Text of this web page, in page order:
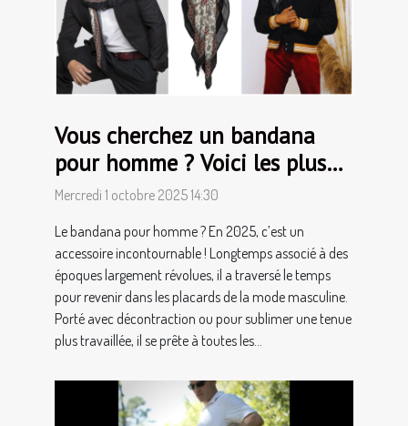
Vous cherchez un bandana
pour homme ? Voici les plus
tendances !
Mercredi 1 octobre 2025 14:30
Le bandana pour homme ? En 2025, c’est un
accessoire incontournable ! Longtemps associé à des
époques largement révolues, il a traversé le temps
pour revenir dans les placards de la mode masculine.
Porté avec décontraction ou pour sublimer une tenue
plus travaillée, il se prête à toutes les...